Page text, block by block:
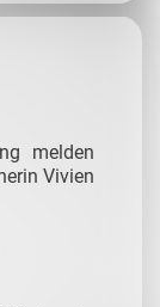
melden
Vivien